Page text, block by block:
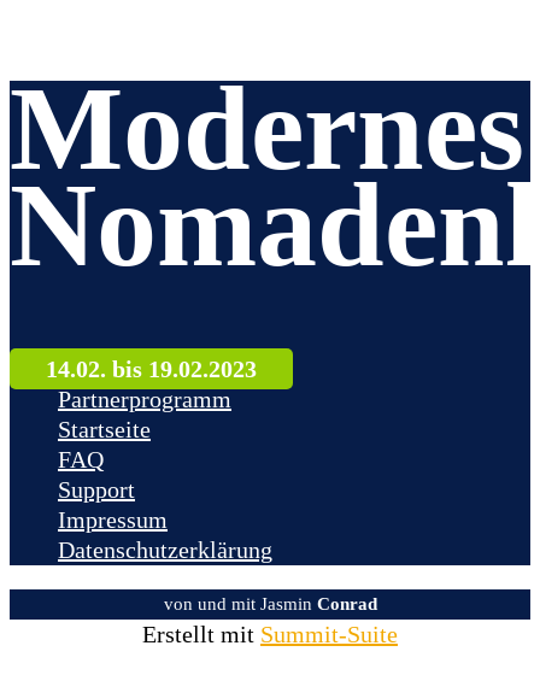
Modernes
14.02. bis 19.02.2023
Partnerprogramm
Startseite
FAQ
Support
Impressum
Datenschutzerklärung
von und mit Jasmin Conrad
Erstellt mit Summit-Suite